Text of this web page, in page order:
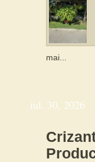
mai...
iul. 30, 2026